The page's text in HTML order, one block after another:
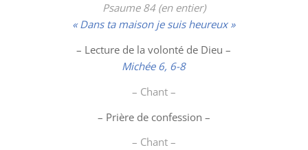
Psaume 84 (en entier)
« Dans ta maison je suis heureux »
– Lecture de la volonté de Dieu –
Michée 6, 6-8
– Chant –
– Prière de confession –
– Chant –